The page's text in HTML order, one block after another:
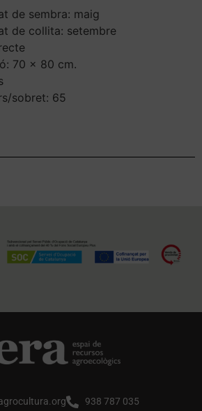
de sembra: maig
de collita: setembre
70 x 80 cm.
sobret: 65
938 787 035